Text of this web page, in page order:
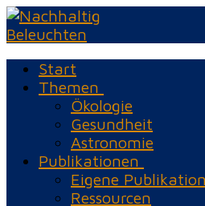
Zum
Inhalt
Menü
Schließen
Start
Themen
Ökologie
Gesundheit
Astronomie
Publikationen
Eigene
Ressourcen